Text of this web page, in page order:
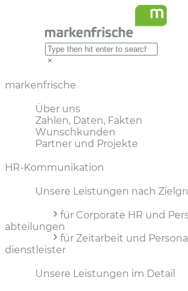
markenfrische
Über uns
Zahlen, Daten, Fakten
Wunschkunden
Partner und Projekte
HR-Kommunikation
Unsere Leistungen nach
für Corporate HR und
abteilungen
für Zeitarbeit und
dienstleister
Unsere Leistungen im Detail